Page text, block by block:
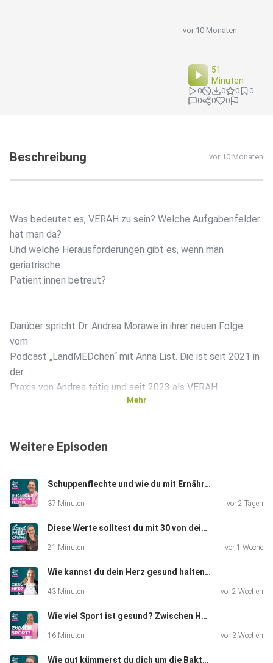
vor 10 Monaten
51
Minuten
0 0 0
0
0
0 0
Beschreibung vor 10 Monaten
Was bedeutet es, VERAH zu sein? Welche Aufgabenfelder
hat man da?
Und welche Herausforderungen gibt es, wenn man
geriatrische
Patient:innen betreut?
Darüber spricht Dr. Andrea Morawe in ihrer neuen Folge
vom
Podcast „LandMEDchen“ mit Anna List. Die ist seit 2021 in
der
Praxis von Andrea tätig und seit 2023 als VERAH
VERAH ist die Abkürzung für Versorgungsassistent:in in der
Gemeindeschwester
genannt.
Um VERAH zu werden, braucht man eine abgeschlossene
zur MFA (medizinische Fachangestellte) oder als
Gesundheits- und
auch
nicht!
Mehr
Weitere Episoden
Schuppenflechte und wie du mit Ernährung dagegen steuern kannst | Dr. Andrea Morawe
37 Minuten vor 2 Tagen
Diese Werte solltest du mit 30 von deinem Körper kennen! | Dr. Andrea Morawe erklärt
21 Minuten vor 1 Woche
Wie kannst du dein Herz gesund halten? | Dr. Andrea Morawe erklärt
43 Minuten vor 2 Wochen
Wie viel Sport ist gesund? Zwischen Hobby- und Spitzensport! | Dr. Andrea Morawe erklärt
16 Minuten vor 3 Wochen
Wie gut kümmerst du dich um die Bakterien in deinem Darm? Das große Feld der Darmgesundheit!